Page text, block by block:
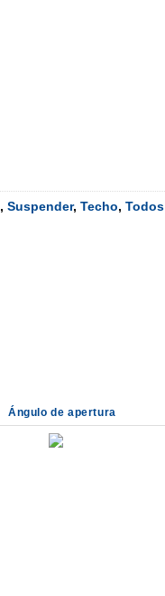
, Suspender, Techo, Todos
Ángulo de apertura